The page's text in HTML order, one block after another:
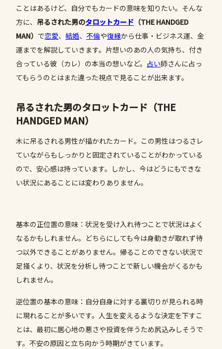
ことはあるけど、自分でもカードの意味を知りたい。そんな
方に、 吊るされた男のタロットカード （THE HANDGED
MAN） で恋愛、 結婚、 不倫や復縁から仕事・ビジネス運、金
運までを解説していきます。片想いのあの人の気持ち、付き
合っている彼（カレ）の本当の想いなど。 占い師さんに占っ
てもらうのとはまた違った視点で見ることが出来ます。
吊るされた男のタロットカード（THE
HANDGED MAN）
木に吊るされる男性が描かれたカード。この男性はつるさレ
ていながらもしっかりと固定されていることがわかっている
ので、安心感は持っています。しかし、今はどうにもできな
い状況にあることには変わりありません。
基本の正位置の意味：状況を受け入れ待つことで状況はよく
なるかもしれません。どちらにしても今は身動きが取れず待
つ以外できることがありません。帰ることのできない状況で
足掻くより、状況を分析し待つことで新しい機会がくるかも
しれません。
逆位置の基本の意味：自分自身に対する裏切りが見られる時
に現れることが多いです。人生を変えるような決定を下すこ
とは、最初に居心地の悪さや投資を伴うため尻込みしそうで
す。不安の原因と立ち向かう時期がきています。